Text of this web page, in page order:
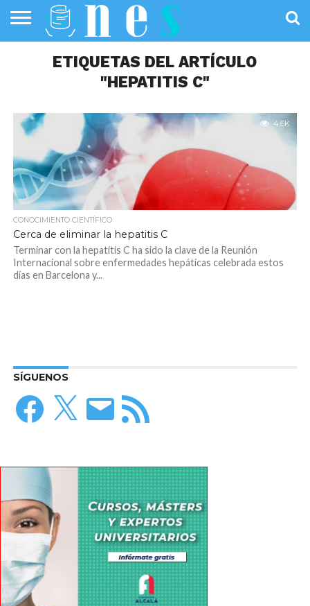
PÚBLICA
SANIDAD
INVESTIGACIÓN
ENTREVISTAS
PROFESIONALES
DE LA SALUD
INFOGRAFÍAS
DE SALUD
OPINIÓNETIQUETAS DEL ARTÍCULO
"HEPATITIS C"
4.6K
CONOCIMIENTO CIENTÍFICO
Cerca de eliminar la hepatitis C
Terminar con la hepatitis C ha sido la clave de la Reunión
Internacional sobre enfermedades hepáticas celebrada estos
días en Barcelona y...
SÍGUENOS
Facebook
X
Correo
electrónico
Feed
RSS